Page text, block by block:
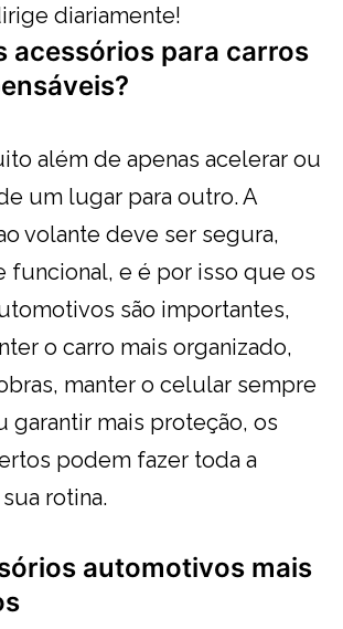
diariamente!
acessórios para carros
além de apenas acelerar ou
um lugar para outro. A
volante deve ser segura,
funcional, e é por isso que os
são importantes,
o carro mais organizado,
manter o celular sempre
garantir mais proteção, os
podem fazer toda a
rotina.
automotivos mais